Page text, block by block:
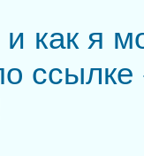
как я